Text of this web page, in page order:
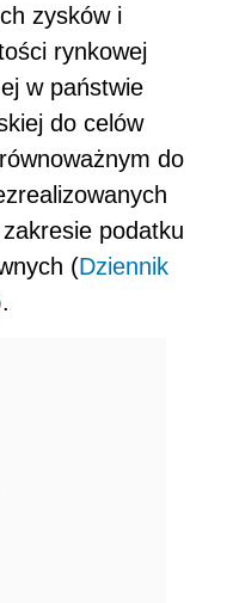
zysków i
rynkowej
w państwie
do celów
do
podatku
(Dziennik